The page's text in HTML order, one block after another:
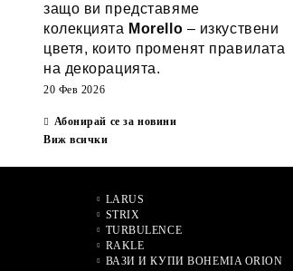
защо ви представяме
колекцията Morello – изкуствени
цветя, които променят правилата
на декорацията.
20 Фев 2026
Абонирай се за новини
Виж всички
LARUS
STRIX
TURBULENCE
RAKLE
ВАЗИ И КУПИ BOHEMIA ORION